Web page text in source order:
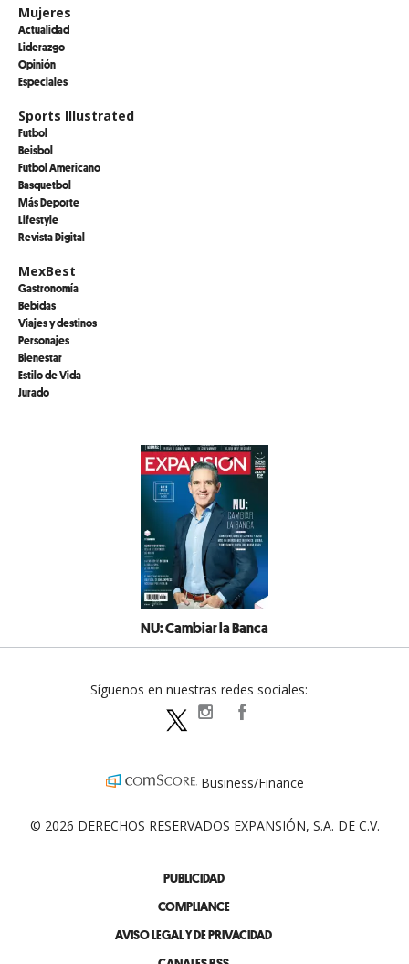
Mujeres
Actualidad
Liderazgo
Opinión
Especiales
Sports Illustrated
Futbol
Beisbol
Futbol Americano
Basquetbol
Más Deporte
Lifestyle
Revista Digital
MexBest
Gastronomía
Bebidas
Viajes y destinos
Personajes
Bienestar
Estilo de Vida
Jurado
NU: Cambiar la Banca
PUBLICIDAD
COMPLIANCE
AVISO LEGAL Y DE PRIVACIDAD
Síguenos en nuestras redes sociales:
expansionpolitica
Business/Finance
© 2026 DERECHOS RESERVADOS EXPANSIÓN, S.A. DE C.V.